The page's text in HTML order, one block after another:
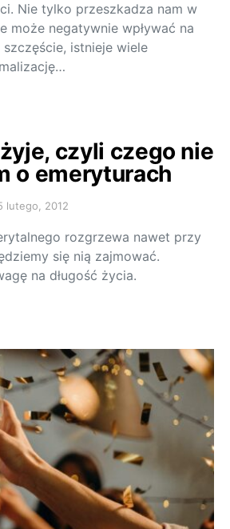
Nie tylko przeszkadza nam w
może negatywnie wpływać na
istnieje wiele
czyli czego nie
o emeryturach
lutego, 2012
rozgrzewa nawet przy
się nią zajmować.
na długość życia.